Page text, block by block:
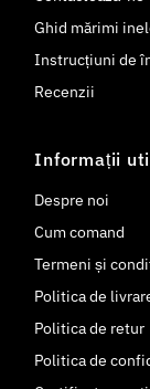
Ghid mărimi
Instrucțiuni de
Recenzii
Informații
Despre noi
Cum comand
Termeni și
Politica de
Politica de retur
Politica de